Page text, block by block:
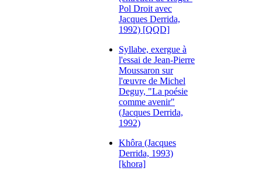
Pol Droit avec
Jacques Derrida,
1992) [QQD]
Syllabe, exergue à
l'essai de Jean-Pierre
Moussaron sur
l'œuvre de Michel
Deguy, "La poésie
comme avenir"
(Jacques Derrida,
1992)
Khôra (Jacques
Derrida, 1993)
[khora]